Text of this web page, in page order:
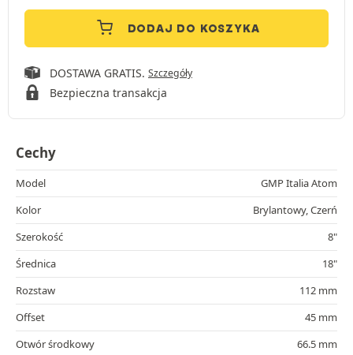
DODAJ DO KOSZYKA
DOSTAWA GRATIS. Szczegóły
Bezpieczna transakcja
Cechy
Model
GMP Italia Atom
Kolor
Brylantowy, Czerń
Szerokość
8"
Średnica
18"
Rozstaw
112 mm
Offset
45 mm
Otwór środkowy
66.5 mm